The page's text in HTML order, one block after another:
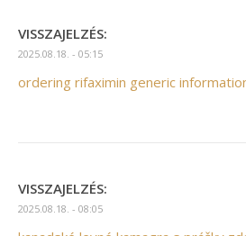
VISSZAJELZÉS:
2025.08.18. - 05:15
ordering rifaximin generic
VISSZAJELZÉS:
2025.08.18. - 08:05